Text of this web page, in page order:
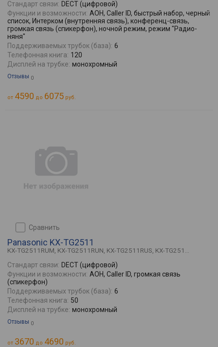
Стандарт связи: DECT (цифровой)
Функции и возможности: АОН, Caller ID, быстрый набор, черный
список, Интерком (внутренняя связь), конференц-связь,
громкая связь (спикерфон), ночной режим, режим "Радио-
няня"
Поддерживаемых трубок (база): 6
Телефонная книга: 120
Дисплей на трубке: монохромный
Отзывы 0
от 4590 до 6075 руб.
сравнить
Panasonic KX-TG2511
KX-TG2511RUM, KX-TG2511RUN, KX-TG2511RUS, KX-TG251...
Стандарт связи: DECT (цифровой)
Функции и возможности: АОН, Caller ID, громкая связь
(спикерфон)
Поддерживаемых трубок (база): 6
Телефонная книга: 50
Дисплей на трубке: монохромный
Отзывы 0
от 3670 до 4690 руб.